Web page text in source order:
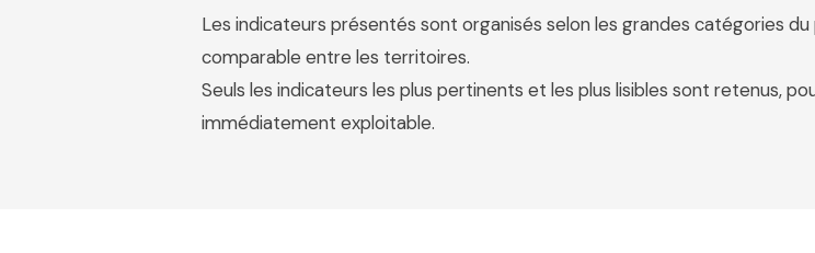
Les indicateurs présentés sont organisés selon les grandes catégories
comparable entre les territoires.
Seuls les indicateurs les plus pertinents et les plus lisibles sont retenus,
immédiatement exploitable.